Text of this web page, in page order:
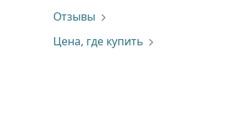
Отзывы
Цена, где купить